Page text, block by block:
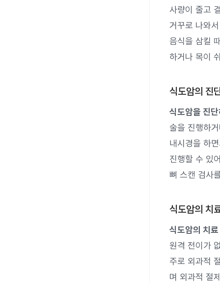
사량이 줄고
거꾸로 나와
음식을 삼킬
하거나 목이
식도암의 진
식도암을 진
술을 진행하
내시경을 하
진행할 수 있
뼈 스캔 검사
식도암의 치
식도암의 치
원격 전이가
주로 외과적
며 외과적 절